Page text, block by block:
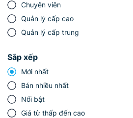
Chuyên viên
Quản lý cấp cao
Quản lý cấp trung
Sắp xếp
Mới nhất
Bán nhiều nhất
Nổi bật
Giá từ thấp đến cao